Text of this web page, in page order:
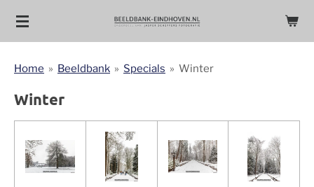
Ga
de
hoofdinhoud
Home » Beeldbank » Specials » Winter
Winter